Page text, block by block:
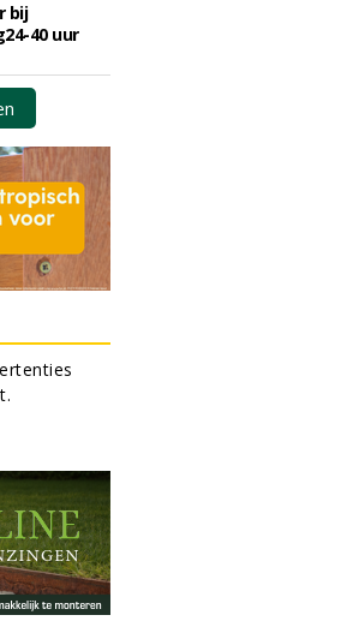
bij
40 uur